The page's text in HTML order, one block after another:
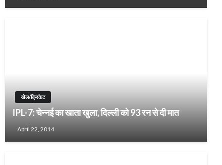
खेल/क्रिकेट
IPL-7: चेन्नई का खाता खुला, दिल्ली को 93 रन से दी मात
April 22, 2014